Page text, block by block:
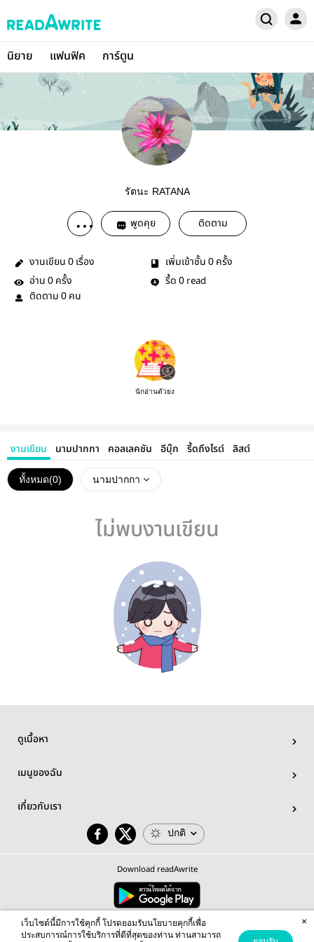
นิยาย แฟนฟิค การ์ตูน
รัตนะ RATANA
พูดคุย ติดตาม
งานเขียน 0 เรื่อง เพิ่มเข้าชั้น 0 ครั้ง
อ่าน 0 ครั้ง รี้ด 0 read
ติดตาม 0 คน
นักอ่านตัวยง
งานเขียน นามปากกา คอลเลคชัน อีบุ๊ก รี้ดถึงไรต์ ลิสต์
ทั้งหมด(0) นามปากกา
ไม่พบงานเขียน
ดูเนื้อหา
เมนูของฉัน
เกี่ยวกับเรา
ปกติ
Download readAwrite
© 2026 readAwrite.com by MEB Corporation Public Company Limited
This site is protected by reCAPTCHA and the Google Privacy Policy Terms of Serviceapply.
เว็บไซต์นี้มีการใช้คุกกี้ โปรดยอมรับนโยบายคุกกี้เพื่อ
ประสบการณ์การใช้บริการที่ดีที่สุดของท่าน ท่านสามารถ
×